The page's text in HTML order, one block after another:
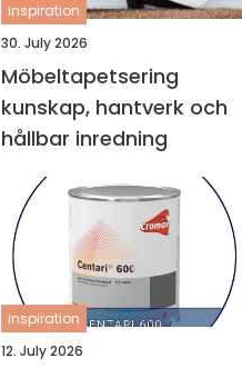
inspiration
30. July 2026
Möbeltapetsering
kunskap, hantverk och
hållbar inredning
inspiration
12. July 2026